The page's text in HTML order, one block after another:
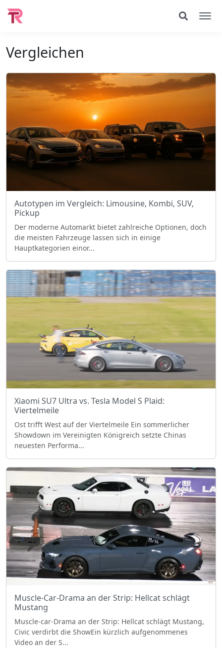
Vergleichen
Autotypen im Vergleich: Limousine, Kombi, SUV,
Pickup
Der moderne Automarkt bietet zahlreiche Optionen, doch
die meisten Fahrzeuge lassen sich in einige
Hauptkategorien einor...
Xiaomi SU7 Ultra vs. Tesla Model S Plaid:
Viertelmeile
Ost trifft West auf der Viertelmeile Ein sommerlicher
Showdown im Vereinigten Königreich setzte Chinas
neuesten Performa...
Muscle-Car-Drama an der Strip: Hellcat schlägt
Mustang
Muscle‑car‑Drama an der Strip: Hellcat schlägt Mustang,
Civic verdirbt die ShowEin kürzlich aufgenommenes
Video an der S...